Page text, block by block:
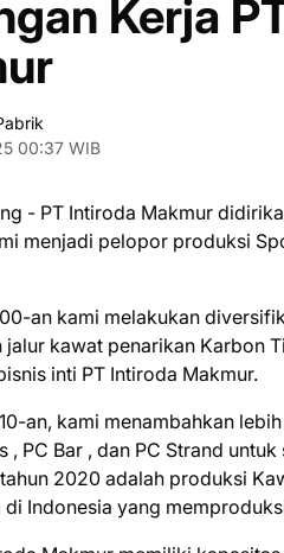
Kerja
00:37 WIB
- PT Intiroda Makmur
menjadi pelopor produksi
an kami melakukan
jalur kawat penarikan Karbon
inti PT Intiroda Makmur.
an, kami menambahkan
, PC Bar , dan PC Strand
2020 adalah produksi
Indonesia yang